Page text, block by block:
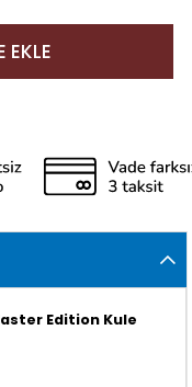
Edition Kule